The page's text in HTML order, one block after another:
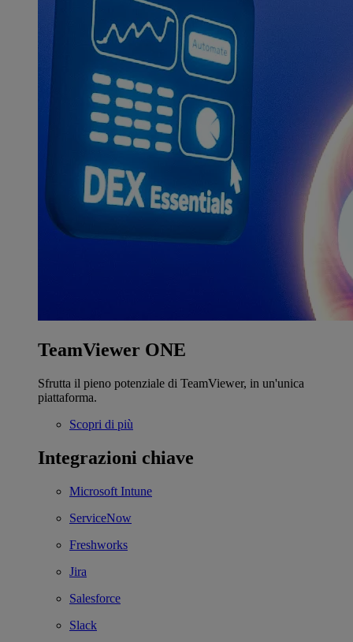
TeamViewer ONE
Sfrutta il pieno potenziale di TeamViewer, in un'unica
piattaforma.
Scopri di più
Integrazioni chiave
Microsoft Intune
ServiceNow
Freshworks
Jira
Salesforce
Slack